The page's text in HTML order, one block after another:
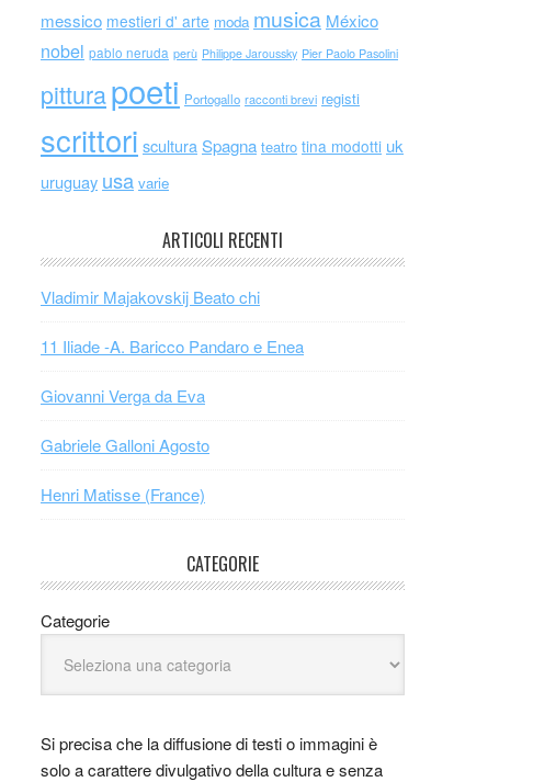
messico mestieri d' arte moda musica México
nobel pablo neruda perù Philippe Jaroussky Pier Paolo Pasolini
pitturapoeti Portogallo racconti brevi registi
scrittori scultura Spagna teatro tina modotti uk
uruguay usa varie
ARTICOLI RECENTI
Vladimir Majakovskij Beato chi
11 Iliade -A. Baricco Pandaro e Enea
Giovanni Verga da Eva
Gabriele Galloni Agosto
Henri Matisse (France)
CATEGORIE
Categorie
Si precisa che la diffusione di testi o immagini è
solo a carattere divulgativo della cultura e senza